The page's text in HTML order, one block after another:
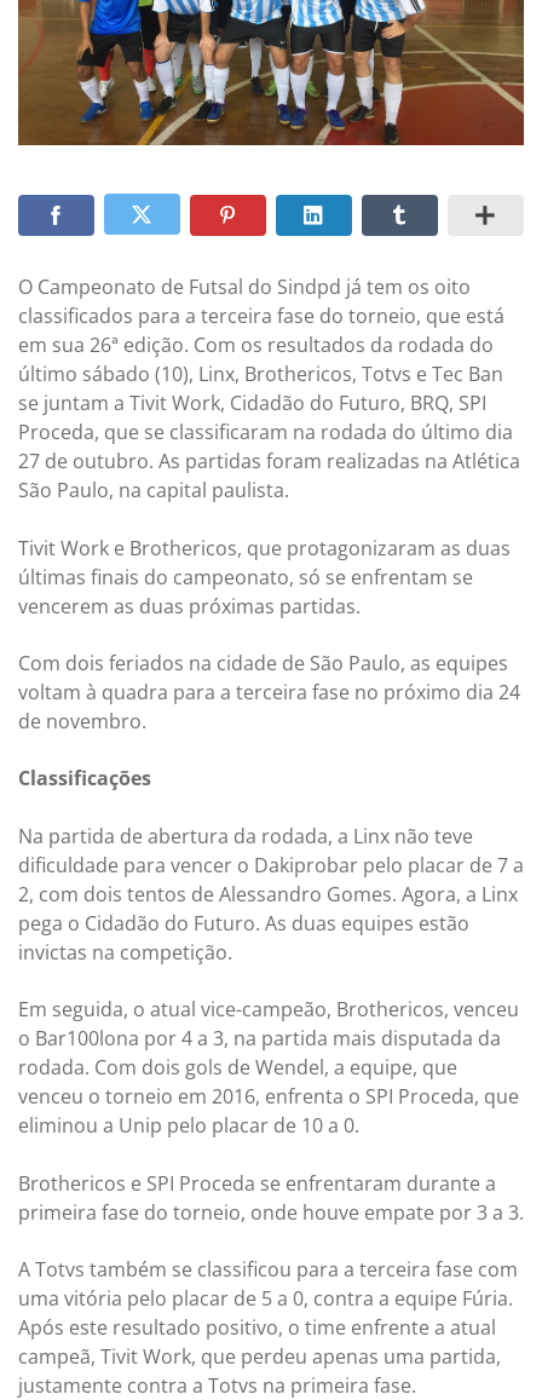
O Campeonato de Futsal do Sindpd já tem os oito
classificados para a terceira fase do torneio, que está
em sua 26ª edição. Com os resultados da rodada do
último sábado (10), Linx, Brothericos, Totvs e Tec Ban
se juntam a Tivit Work, Cidadão do Futuro, BRQ, SPI
Proceda, que se classificaram na rodada do último dia
27 de outubro. As partidas foram realizadas na Atlética
São Paulo, na capital paulista.
Tivit Work e Brothericos, que protagonizaram as duas
últimas finais do campeonato, só se enfrentam se
vencerem as duas próximas partidas.
Com dois feriados na cidade de São Paulo, as equipes
voltam à quadra para a terceira fase no próximo dia 24
de novembro.
Classificações
Na partida de abertura da rodada, a Linx não teve
dificuldade para vencer o Dakiprobar pelo placar de 7 a
2, com dois tentos de Alessandro Gomes. Agora, a Linx
pega o Cidadão do Futuro. As duas equipes estão
invictas na competição.
Em seguida, o atual vice-campeão, Brothericos, venceu
o Bar100lona por 4 a 3, na partida mais disputada da
rodada. Com dois gols de Wendel, a equipe, que
venceu o torneio em 2016, enfrenta o SPI Proceda, que
eliminou a Unip pelo placar de 10 a 0.
Brothericos e SPI Proceda se enfrentaram durante a
primeira fase do torneio, onde houve empate por 3 a 3.
A Totvs também se classificou para a terceira fase com
uma vitória pelo placar de 5 a 0, contra a equipe Fúria.
Após este resultado positivo, o time enfrente a atual
campeã, Tivit Work, que perdeu apenas uma partida,
justamente contra a Totvs na primeira fase.